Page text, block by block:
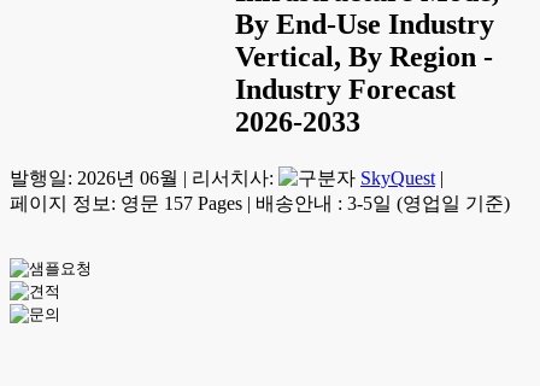
By End-Use Industry
Vertical, By Region -
Industry Forecast
2026-2033
발행일: 2026년 06월 | 리서치사: SkyQuest |
페이지 정보: 영문 157 Pages | 배송안내 : 3-5일 (영업일 기준)